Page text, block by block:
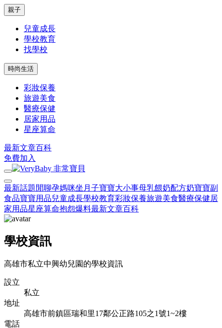
親子
兒童成長
學校教育
找學校
時尚生活
彩妝保養
旅遊美食
醫療保健
居家用品
星座算命
最新文章百科
免費加入
最新話題 閒聊孕媽咪坐月子寶寶大小事母乳餵奶配方奶寶寶副
食品寶寶用品兒童成長學校教育彩妝保養旅遊美食醫療保健居
家用品星座算命抱怨爆料最新文章百科
學校資訊
高雄市私立中興幼兒園的學校資訊
設立
私立
地址
高雄市前鎮區瑞和里17鄰公正路105之1號1~2樓
電話